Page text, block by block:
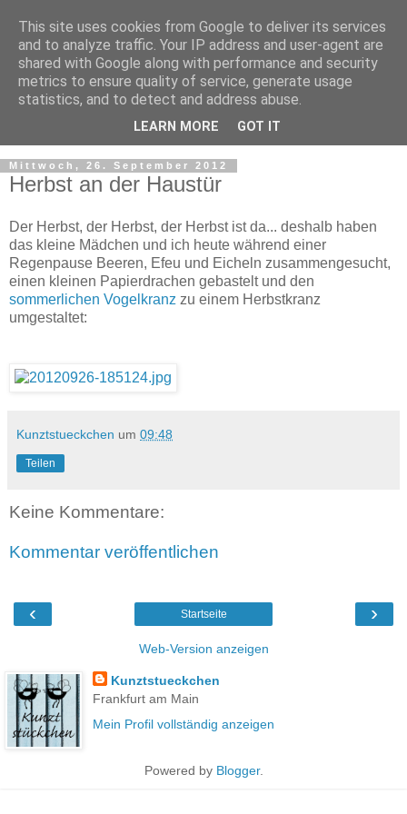
Mittwoch, 26. September 2012
Herbst an der Haustür
Der Herbst, der Herbst, der Herbst ist da... deshalb haben
das kleine Mädchen und ich heute während einer
Regenpause Beeren, Efeu und Eicheln zusammengesucht,
einen kleinen Papierdrachen gebastelt und den
sommerlichen Vogelkranz zu einem Herbstkranz
umgestaltet:
Kunztstueckchen um 09:48
Teilen
Keine Kommentare:
Kommentar veröffentlichen
‹ ›
Startseite
Web-Version anzeigen
Kunztstueckchen
Frankfurt am Main
Mein Profil vollständig anzeigen
Powered by Blogger.
This site uses cookies from Google to deliver its services
and to analyze traffic. Your IP address and user-agent are
shared with Google along with performance and security
metrics to ensure quality of service, generate usage
statistics, and to detect and address abuse.
LEARN MORE GOT IT